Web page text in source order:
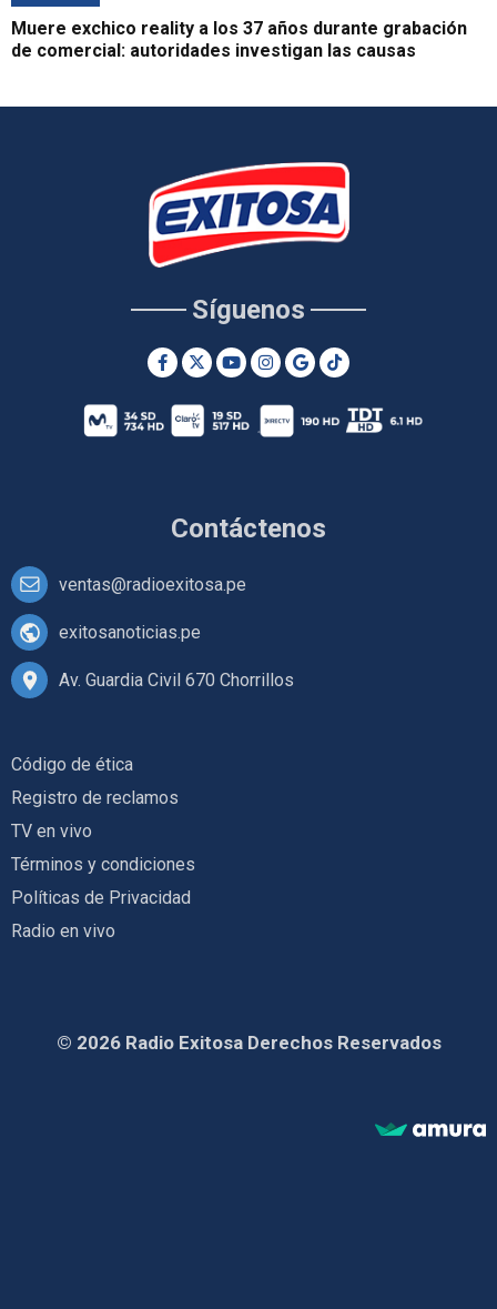
Muere exchico reality a los 37 años durante grabación
de comercial: autoridades investigan las causas
Contáctenos
ventas@radioexitosa.pe
exitosanoticias.pe
Av. Guardia Civil 670 Chorrillos
Síguenos
Código de ética
Registro de reclamos
TV en vivo
Términos y condiciones
Políticas de Privacidad
Radio en vivo
© 2026 Radio Exitosa Derechos Reservados